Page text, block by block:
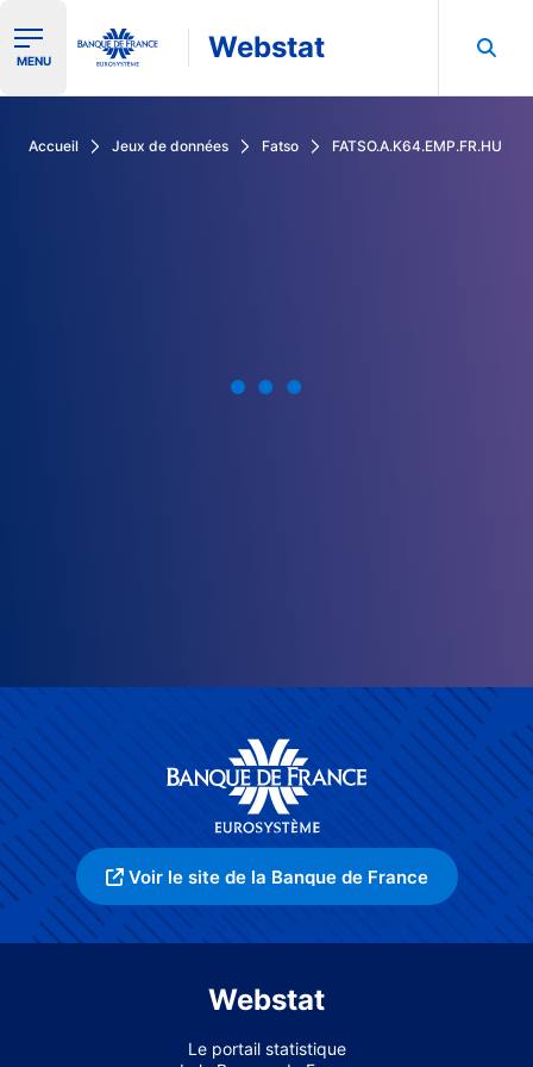
Ouvrir le menu de navigation
MENU Webstat
Accueil Jeux de données Fatso FATSO.A.K64.EMP.FR.HU
Voir le site de la Banque de France
Webstat
Le portail statistique